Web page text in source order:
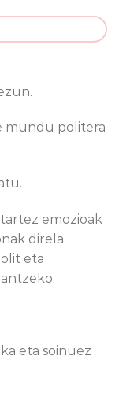
mundu politera
emozioak
direla.
eta
eta soinuez